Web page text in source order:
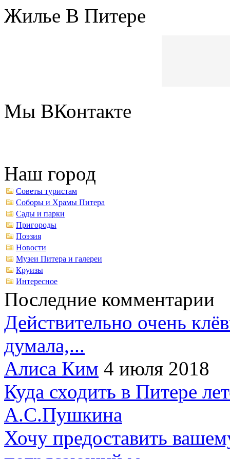
Жилье В Питере
Мы ВКонтакте
Наш город
Советы туристам
Соборы и Храмы Питера
Сады и парки
Пригороды
Поэзия
Новости
Музеи Питера и галереи
Круизы
Интересное
Последние комментарии
Действительно очень
думала,...
Алиса Ким 4 июля 2018
Куда сходить в Питере
А.С.Пушкина
Хочу предоставить